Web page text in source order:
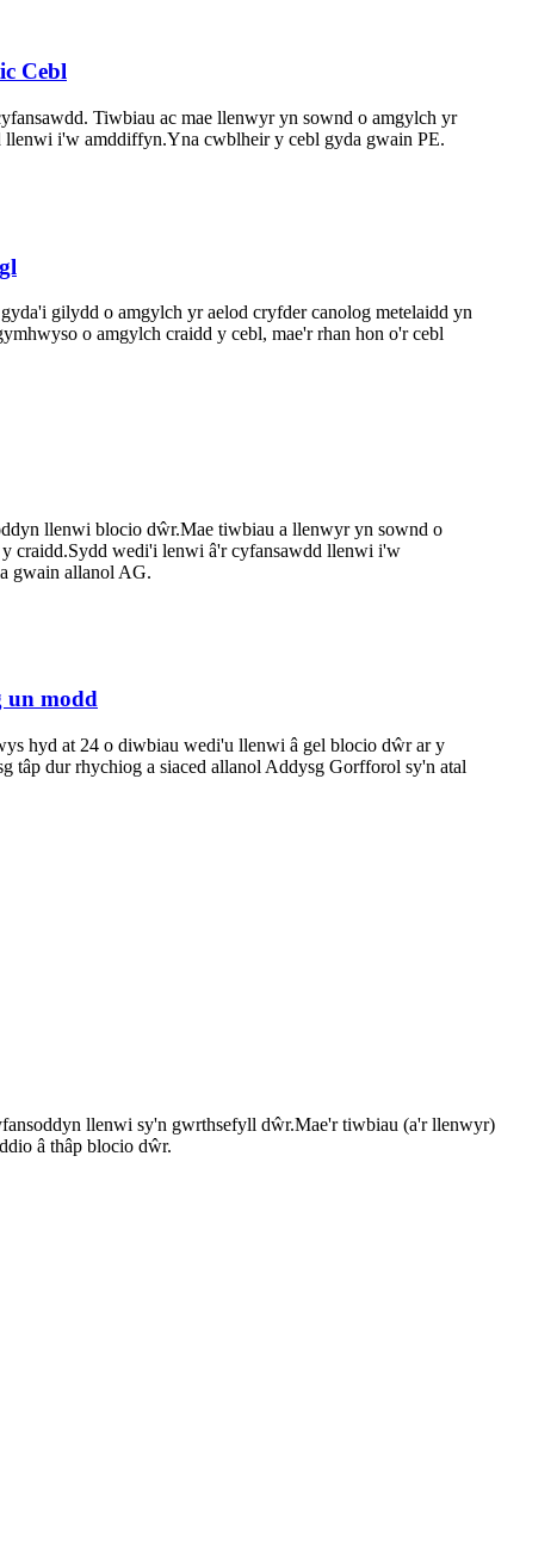
Cebl
Tiwbiau ac mae llenwyr yn sownd o amgylch yr
i'w amddiffyn.Yna cwblheir y cebl gyda gwain PE.
gilydd o amgylch yr aelod cryfder canolog metelaidd yn
o amgylch craidd y cebl, mae'r rhan hon o'r cebl
llenwi blocio dŵr.Mae tiwbiau a llenwyr yn sownd o
craidd.Sydd wedi'i lenwi â'r cyfansawdd llenwi i'w
gwain allanol AG.
un modd
hyd at 24 o diwbiau wedi'u llenwi â gel blocio dŵr ar y
tâp dur rhychiog a siaced allanol Addysg Gorfforol sy'n atal
llenwi sy'n gwrthsefyll dŵr.Mae'r tiwbiau (a'r llenwyr)
â thâp blocio dŵr.